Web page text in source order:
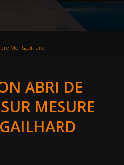
Montgailhard
ABRI DE
MESURE